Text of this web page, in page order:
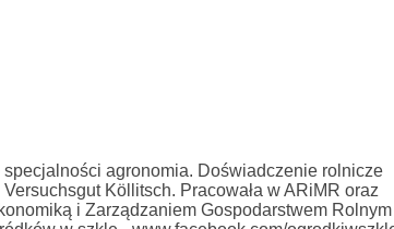
agronomia. Doświadczenie rolnicze
Köllitsch. Pracowała w ARiMR oraz
i Zarządzaniem Gospodarstwem Rolnym